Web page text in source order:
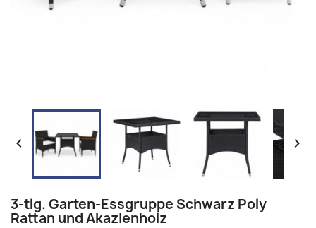
 
3-tlg. Garten-Essgruppe Schwarz Poly
Rattan und Akazienholz